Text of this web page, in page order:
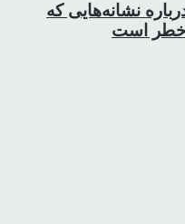
نشانه‌هایی که
خطر است